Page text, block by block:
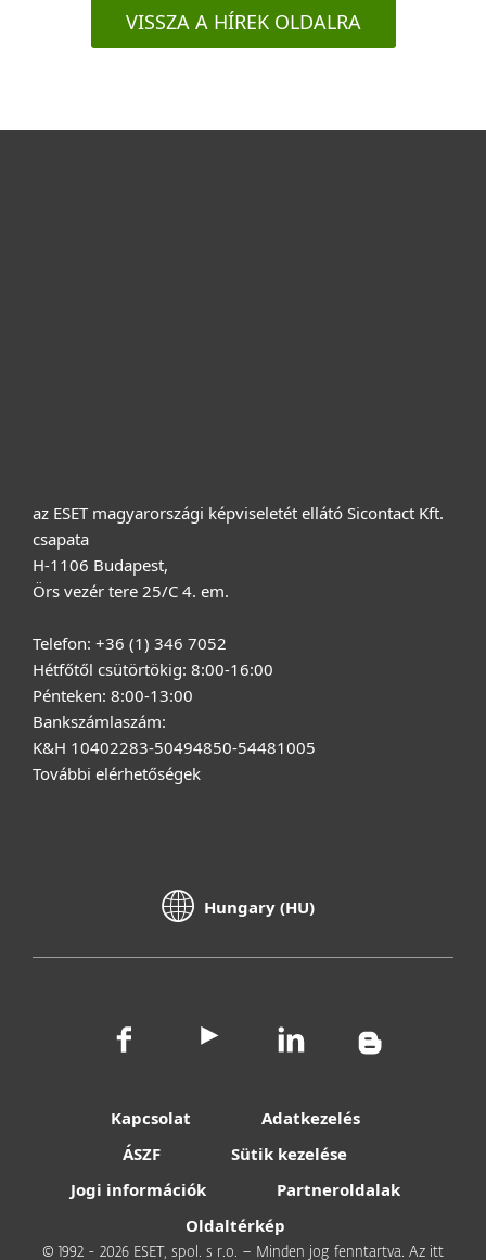
VISSZA A HÍREK OLDALRA
az ESET magyarországi képviseletét ellátó Sicontact Kft.
csapata
H-1106 Budapest,
Örs vezér tere 25/C 4. em.
Telefon: +36 (1) 346 7052
Hétfőtől csütörtökig: 8:00-16:00
Pénteken: 8:00-13:00
Bankszámlaszám:
K&H 10402283-50494850-54481005
További elérhetőségek
Hungary (HU)
Kapcsolat
Adatkezelés
ÁSZF
Sütik kezelése
Jogi információk
Partneroldalak
Oldaltérkép
© 1992 - 2026 ESET, spol. s r.o. – Minden jog fenntartva. Az itt